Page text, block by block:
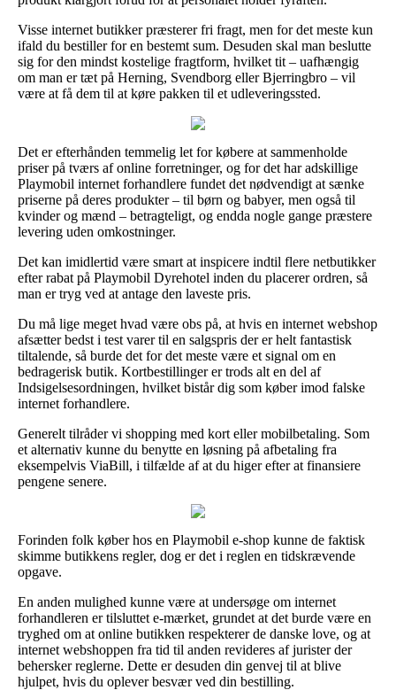
Visse internet butikker præsterer fri fragt, men for det meste kun
ifald du bestiller for en bestemt sum. Desuden skal man beslutte
sig for den mindst kostelige fragtform, hvilket tit – uafhængig
om man er tæt på Herning, Svendborg eller Bjerringbro – vil
være at få dem til at køre pakken til et udleveringssted.
Det er efterhånden temmelig let for købere at sammenholde
priser på tværs af online forretninger, og for det har adskillige
Playmobil internet forhandlere fundet det nødvendigt at sænke
priserne på deres produkter – til børn og babyer, men også til
kvinder og mænd – betragteligt, og endda nogle gange præstere
levering uden omkostninger.
Det kan imidlertid være smart at inspicere indtil flere netbutikker
efter rabat på Playmobil Dyrehotel inden du placerer ordren, så
man er tryg ved at antage den laveste pris.
Du må lige meget hvad være obs på, at hvis en internet webshop
afsætter bedst i test varer til en salgspris der er helt fantastisk
tiltalende, så burde det for det meste være et signal om en
bedragerisk butik. Kortbestillinger er trods alt en del af
Indsigelsesordningen, hvilket bistår dig som køber imod falske
internet forhandlere.
Generelt tilråder vi shopping med kort eller mobilbetaling. Som
et alternativ kunne du benytte en løsning på afbetaling fra
eksempelvis ViaBill, i tilfælde af at du higer efter at finansiere
pengene senere.
Forinden folk køber hos en Playmobil e-shop kunne de faktisk
skimme butikkens regler, dog er det i reglen en tidskrævende
opgave.
En anden mulighed kunne være at undersøge om internet
forhandleren er tilsluttet e-mærket, grundet at det burde være en
tryghed om at online butikken respekterer de danske love, og at
internet webshoppen fra tid til anden revideres af jurister der
behersker reglerne. Dette er desuden din genvej til at blive
hjulpet, hvis du oplever besvær ved din bestilling.